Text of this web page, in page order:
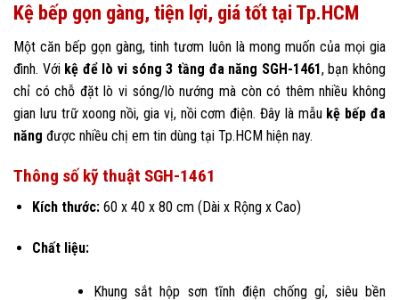
Kệ bếp gọn gàng, tiện lợi, giá tốt tại Tp.HCM
Một căn bếp gọn gàng, tinh tươm luôn là mong muốn của mọi gia
đình. Với kệ để lò vi sóng 3 tầng đa năng SGH-1461, bạn không
chỉ có chỗ đặt lò vi sóng/lò nướng mà còn có thêm nhiều không
gian lưu trữ xoong nồi, gia vị, nồi cơm điện. Đây là mẫu kệ bếp đa
năng được nhiều chị em tin dùng tại Tp.HCM hiện nay.
Thông số kỹ thuật SGH-1461
Kích thước:60 x 40 x 80 cm (Dài x Rộng x Cao)
Chất liệu:
Khung sắt hộp sơn tĩnh điện chống gỉ, siêu bền